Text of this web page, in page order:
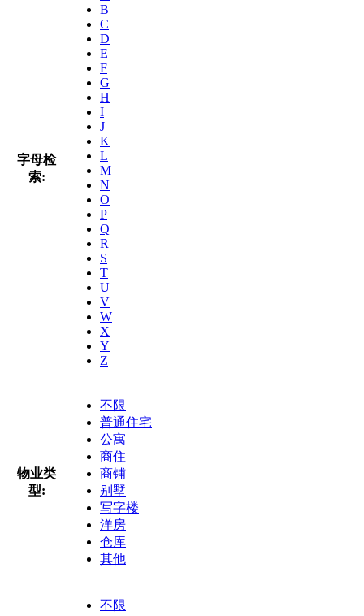
字母检
索:
B
C
D
E
F
G
H
I
J
K
L
M
N
O
P
Q
R
S
T
U
V
W
X
Y
Z
物业类
型:
不限
普通住宅
公寓
商住
商铺
别墅
写字楼
洋房
仓库
其他
不限